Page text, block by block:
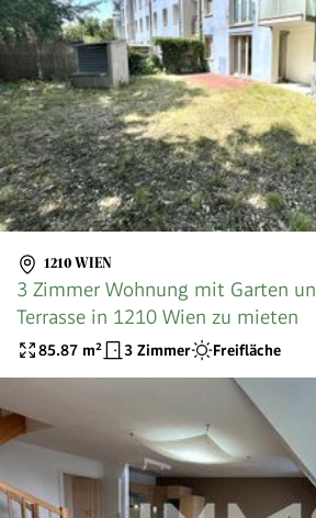
1210 WIEN
3 Zimmer Wohnung mit Garten
Terrasse in 1210 Wien zu mieten
85.87 m² 3 Zimmer Freifläche